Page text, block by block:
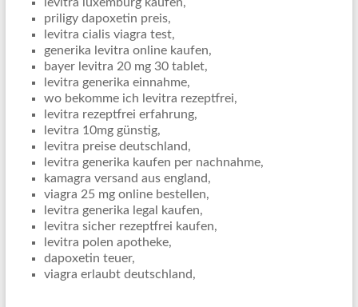
priligy dapoxetin preis,
levitra cialis viagra test,
generika levitra online kaufen,
bayer levitra 20 mg 30 tablet,
levitra generika einnahme,
wo bekomme ich levitra rezeptfrei,
levitra rezeptfrei erfahrung,
levitra 10mg günstig,
levitra preise deutschland,
levitra generika kaufen per nachnahme,
kamagra versand aus england,
viagra 25 mg online bestellen,
levitra generika legal kaufen,
levitra sicher rezeptfrei kaufen,
levitra polen apotheke,
dapoxetin teuer,
viagra erlaubt deutschland,